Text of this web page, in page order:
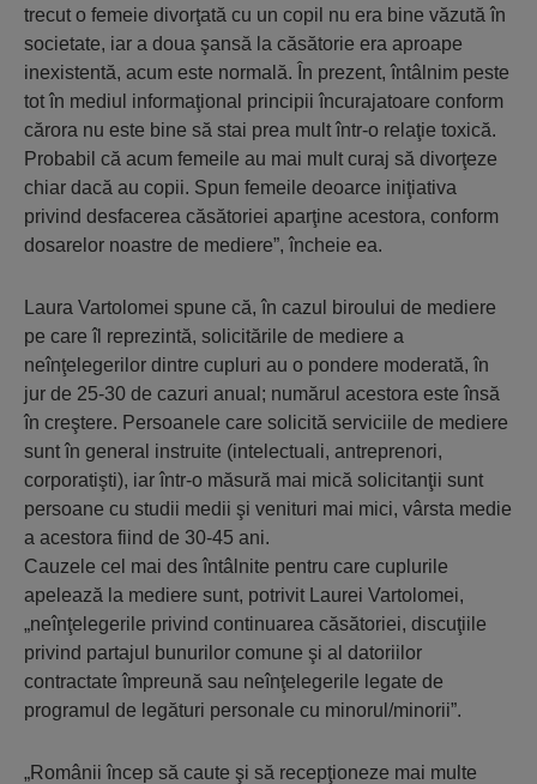
trecut o femeie divorţată cu un copil nu era bine văzută în
societate, iar a doua şansă la căsătorie era aproape
inexistentă, acum este normală. În prezent, întâlnim peste
tot în mediul informaţional principii încurajatoare conform
cărora nu este bine să stai prea mult într-o relaţie toxică.
Probabil că acum femeile au mai mult curaj să divorţeze
chiar dacă au copii. Spun femeile deoarce iniţiativa
privind desfacerea căsătoriei aparţine acestora, conform
dosarelor noastre de mediere”, încheie ea.
Laura Vartolomei spune că, în cazul biroului de mediere
pe care îl reprezintă, solicitările de mediere a
neînţelegerilor dintre cupluri au o pondere moderată, în
jur de 25-30 de cazuri anual; numărul acestora este însă
în creştere. Persoanele care solicită serviciile de mediere
sunt în general instruite (intelectuali, antreprenori,
corporatişti), iar într-o măsură mai mică solicitanţii sunt
persoane cu studii medii şi venituri mai mici, vârsta medie
a acestora fiind de 30-45 ani.
Cauzele cel mai des întâlnite pentru care cuplurile
apelează la mediere sunt, potrivit Laurei Vartolomei,
„neînţelegerile privind continuarea căsătoriei, discuţiile
privind partajul bunurilor comune şi al datoriilor
contractate împreună sau neînţelegerile legate de
programul de legături personale cu minorul/minorii”.
„Românii încep să caute şi să recepţioneze mai multe